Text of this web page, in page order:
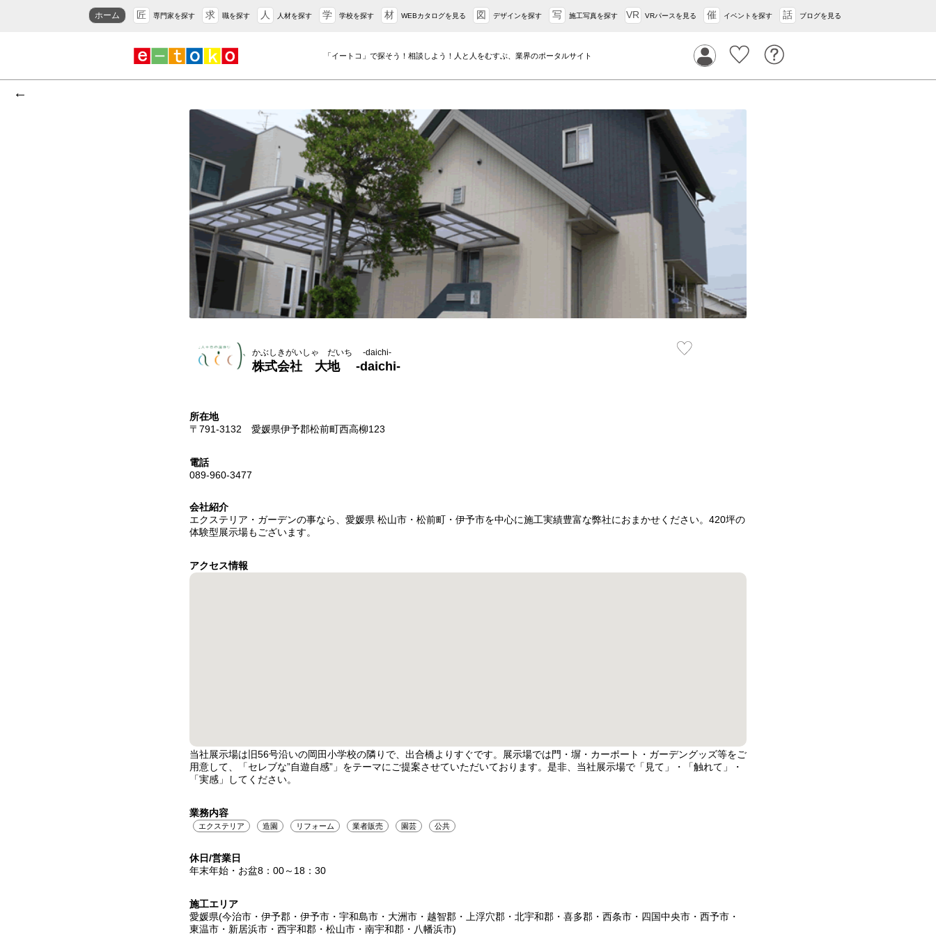
ホーム 匠 専門家を探す 求 職を探す 人 人材を探す 学 学校を探す 材 WEBカタログを見る 図 デザインを探す 写 施工写真を探す VR VRパースを見る 催 イベントを探す 話 ブログを見る
「イートコ」で探そう！相談しよう！人と人をむすぶ、業界のポータルサイト
←
かぶしきがいしゃ だいち -daichi-
株式会社 大地 -daichi-
所在地
〒791-3132 愛媛県伊予郡松前町西高柳123
電話
089-960-3477
会社紹介
エクステリア・ガーデンの事なら、愛媛県 松山市・松前町・伊予市を中心に施工実績豊富な弊社におまかせください。420坪の
体験型展示場もございます。
アクセス情報
当社展示場は旧56号沿いの岡田小学校の隣りで、出合橋よりすぐです。展示場では門・塀・カーポート・ガーデングッズ等をご
用意して、「セレブな”自遊自感”」をテーマにご提案させていただいております。是非、当社展示場で「見て」・「触れて」・
「実感」してください。
業務内容
エクステリア 造園 リフォーム 業者販売 園芸 公共
休日/営業日
年末年始・お盆8：00～18：30
施工エリア
愛媛県(今治市・伊予郡・伊予市・宇和島市・大洲市・越智郡・上浮穴郡・北宇和郡・喜多郡・西条市・四国中央市・西予市・
東温市・新居浜市・西宇和郡・松山市・南宇和郡・八幡浜市)